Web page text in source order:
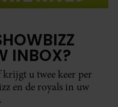
INBOX?
u twee keer per
en de royals in uw